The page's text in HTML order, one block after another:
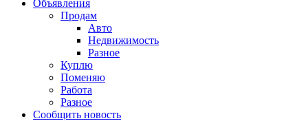
Объявления
Продам
Авто
Недвижимость
Разное
Куплю
Поменяю
Работа
Разное
Сообщить новость